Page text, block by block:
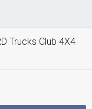
Trucks Club 4X4